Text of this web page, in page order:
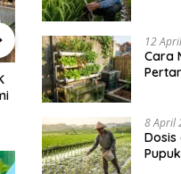
Penerapan IoT dalam
Pertanian Modern di
12
Cara
8 April